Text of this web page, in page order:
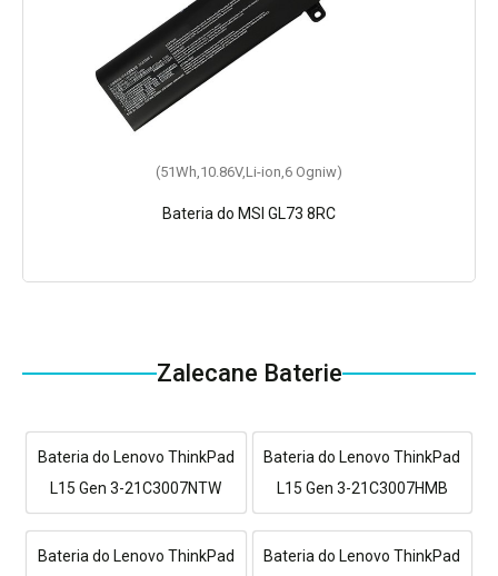
(51Wh,10.86V,Li-ion,6 Ogniw)
Bateria do MSI GL73 8RC
Zalecane Baterie
Bateria do Lenovo ThinkPad
L15 Gen 3-21C3007NTW
Bateria do Lenovo ThinkPad
L15 Gen 3-21C3007HMB
Bateria do Lenovo ThinkPad
Bateria do Lenovo ThinkPad